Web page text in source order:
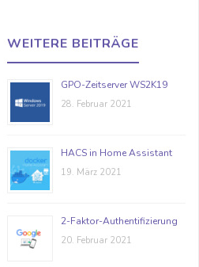
WEITERE BEITRÄGE
GPO-Zeitserver WS2K19
28. Februar 2021
HACS in Home Assistant
19. März 2021
2-Faktor-Authentifizierung
20. Februar 2021